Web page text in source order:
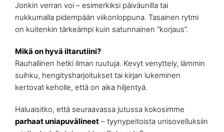
Jonkin verran voi – esimerkiksi päiväunilla tai
nukkumalla pidempään viikonloppuna. Tasainen rytmi
on kuitenkin tärkeämpi kuin satunnainen “korjaus”.
Mikä on hyvä iltarutiini?
Rauhallinen hetki ilman ruutuja. Kevyt venyttely, lämmin
suihku, hengitysharjoitukset tai kirjan lukeminen
kertovat keholle, että on aika hiljentyä.
Haluaisitko, että seuraavassa jutussa kokosimme
parhaat uniapuvälineet – tyynypeitoista unisovelluksiin